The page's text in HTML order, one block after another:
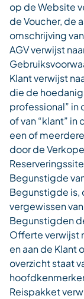
op de Website
de Voucher, de
omschrijving
AGV verwijst
Klant verwijst
die de
professional” in
of van “klant” in
een of
door de
Begunstigde
Begunstigde is,
vergewissen
Begunstigden
Offerte verwijst
en aan de Klant
overzicht staat
Reispakket